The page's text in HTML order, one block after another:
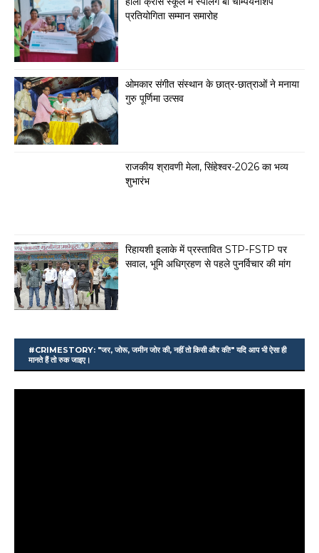
प्रतियोगिता सम्मान समारोह
ओमकार संगीत संस्थान के छात्र-छात्राओं ने मनाया
गुरु पूर्णिमा उत्सव
राजकीय श्रावणी मेला, सिंहेश्वर-2026 का भव्य
शुभारंभ
रिहायशी इलाके में प्रस्तावित STP-FSTP पर
सवाल, भूमि अधिग्रहण से पहले पुनर्विचार की मांग
#CRIMESTORY: "जर, जोरू, जमीन जोर की, नहीं तो किसी और की!" यदि आप भी ऐसा ही
मानते हैं तो रुक जाइए।